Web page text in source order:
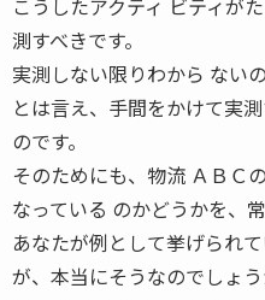
こうしたアクティ ビティが
測すべきです。
実測しない限りわから ない
とは言え、手間をかけて実
のです。
そのためにも、物流 ＡＢＣ
なっている のかどうかを、
あなたが例として挙げられ
が、本当にそうなのでしょ